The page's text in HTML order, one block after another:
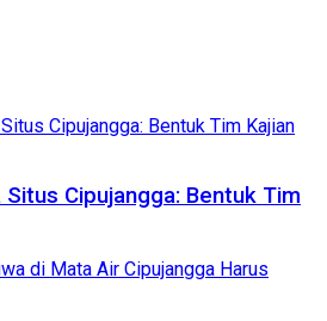
Situs Cipujangga: Bentuk Tim